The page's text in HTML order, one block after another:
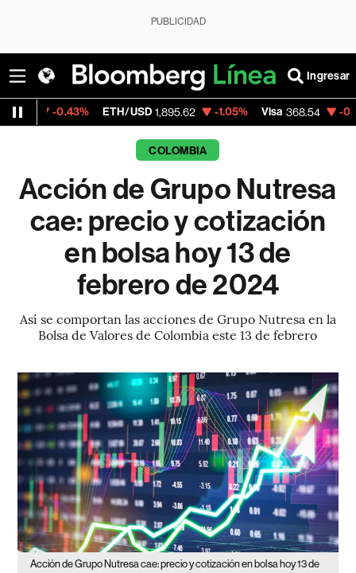
PUBLICIDAD
Ingresar
ETH/USD 1,895.62 -1.05% Visa 368.54 -0.28%
COLOMBIA
Acción de Grupo Nutresa
cae: precio y cotización
en bolsa hoy 13 de
febrero de 2024
Así se comportan las acciones de Grupo Nutresa en la
Bolsa de Valores de Colombia este 13 de febrero
Acción de Grupo Nutresa cae: precio y cotización en bolsa hoy 13 de